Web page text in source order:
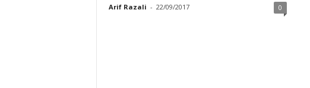
Arif Razali - 22/09/2017 0